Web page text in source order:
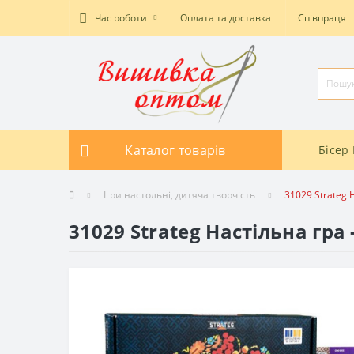
Час роботи Оплата та доставка Співпраця
Каталог товарів Бісер
Ігри настольні, дитяча творчість 31029 Strateg
31029 Strateg Настільна